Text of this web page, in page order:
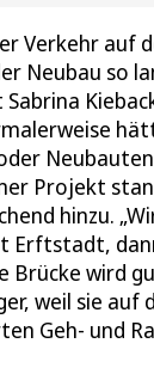
Verkehr auf
Neubau so
Projekt
hinzu.
Erftstadt,
Brücke wird
weil sie auf
Geh- und